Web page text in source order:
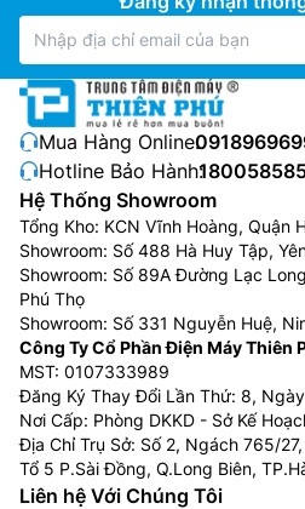
Mua Hàng Online:
Hotline Bảo Hành:
Hệ Thống Showroom
Tổng Kho: KCN Vĩnh Hoàng, Quận
Showroom: Số 488 Hà Huy Tập,
Showroom: Số 89A Đường Lạc
Phú Thọ
Showroom: Số 331 Nguyễn Huệ,
Công Ty Cổ Phần Điện Máy Thiên
MST: 0107333989
Đăng Ký Thay Đổi Lần Thứ: 8,
Nơi Cấp: Phòng DKKD - Sở Kế
Địa Chỉ Trụ Sở: Số 2, Ngách 765/
Tổ 5 P.Sài Đồng, Q.Long Biên,
Liên hệ Với Chúng Tôi